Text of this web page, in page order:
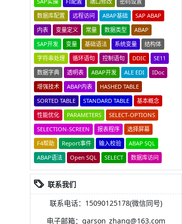
数据库配置
远程访问 ABAP基础
SAP ABAP
内表
变量定义 常量 数据类型
ABAP
SAP开发
变量 基础语法 系统变量
结构体
字符串处理
循环语句 控制语句 DDIC
SE11
数据字典
透明表 ABAP开发 ALE EDI
IDoc
增强技术
ABAP内表
HASHED TABLE
SORTED TABLE
STANDARD TABLE
基本概念
性能优化
PARAMETERS
SELECT-OPTIONS
SELECTION-SCREEN
报表程序
选择屏幕
F4帮助
Report事件 输入校验
ABAP SQL
ABAP语法
Open SQL SELECT 数据库访问
联系我们
联系电话：15090125178(微信同号)
电子邮箱：garson_zhang@163.com